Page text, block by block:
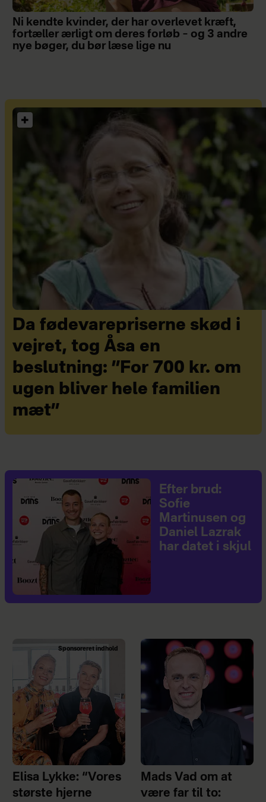
Ni kendte kvinder, der har overlevet kræft,
fortæller ærligt om deres forløb – og 3 andre
nye bøger, du bør læse lige nu
Da fødevarepriserne skød i
vejret, tog Åsa en
beslutning: ”For 700 kr. om
ugen bliver hele familien
mæt”
Efter brud:
Sofie
Martinusen og
Daniel Lazrak
har datet i skjul
Sponsoreret indhold
Elisa Lykke: “Vores
største hjerne
Mads Vad om at
være far til to: